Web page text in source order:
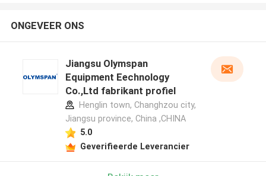
ONGEVEER ONS
Jiangsu Olymspan
Equipment Eechnology
Co.,Ltd fabrikant profiel
Henglin town, Changhzou city,
Jiangsu province, China ,CHINA
5.0
Geverifieerde Leverancier